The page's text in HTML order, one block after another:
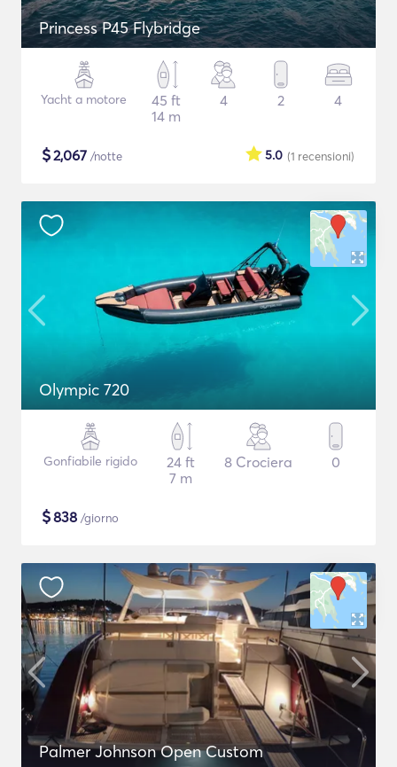
Princess P45 Flybridge
Yacht a motore
45 ft
14 m
4 2 4
$2,067 /notte (1 recensioni)
5.0
Olympic 720
Gonfiabile rigido
24 ft
7 m
8 Crociera 0
$838 /giorno
Palmer Johnson Open Custom